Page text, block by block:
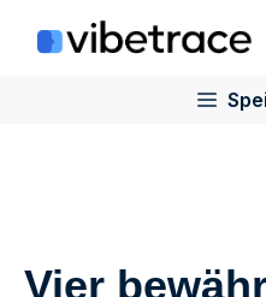
Inhalt
Vier